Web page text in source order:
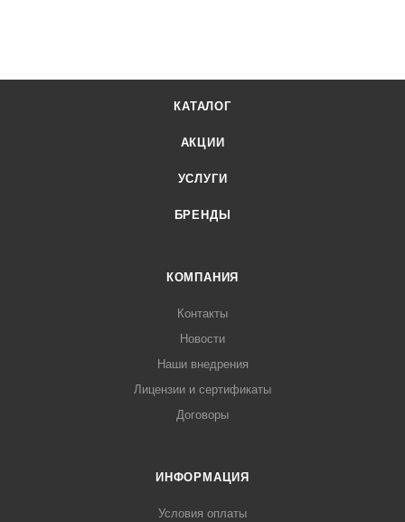
КАТАЛОГ
АКЦИИ
УСЛУГИ
БРЕНДЫ
КОМПАНИЯ
Контакты
Новости
Наши внедрения
Лицензии и сертификаты
Договоры
ИНФОРМАЦИЯ
Условия оплаты